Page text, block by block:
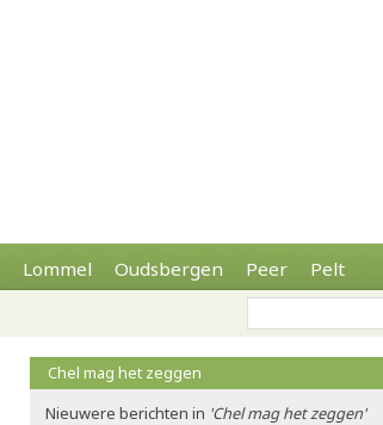
Lommel Oudsbergen Peer Pelt
Chel mag het zeggen
Nieuwere berichten in 'Chel mag het zeggen'